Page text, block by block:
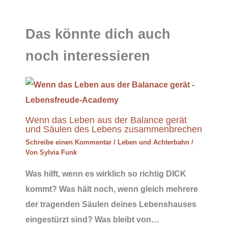
Das könnte dich auch
noch interessieren
Wenn das Leben aus der Balance gerät
und Säulen des Lebens zusammenbrechen
Schreibe einen Kommentar / Leben und Achterbahn/
Von Sylvia Funk
Was hilft, wenn es wirklich so richtig DICK
kommt? Was hält noch, wenn gleich mehrere
der tragenden Säulen deines Lebenshauses
eingestürzt sind? Was bleibt von…